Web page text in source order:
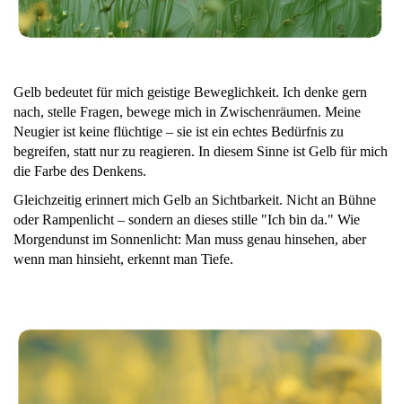
Gelb bedeutet für mich geistige Beweglichkeit. Ich denke gern
nach, stelle Fragen, bewege mich in Zwischenräumen. Meine
Neugier ist keine flüchtige – sie ist ein echtes Bedürfnis zu
begreifen, statt nur zu reagieren. In diesem Sinne ist Gelb für mich
die Farbe des Denkens.
Gleichzeitig erinnert mich Gelb an Sichtbarkeit. Nicht an Bühne
oder Rampenlicht – sondern an dieses stille "Ich bin da." Wie
Morgendunst im Sonnenlicht: Man muss genau hinsehen, aber
wenn man hinsieht, erkennt man Tiefe.